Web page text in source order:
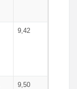
9,42
9,50